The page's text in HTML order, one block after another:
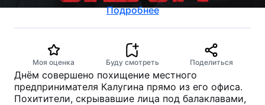
Подробнее
Моя оценка Буду смотреть Поделиться
Днём совершено похищение местного
предпринимателя Калугина прямо из его офиса.
Похитители, скрывавшие лица под балаклавами,